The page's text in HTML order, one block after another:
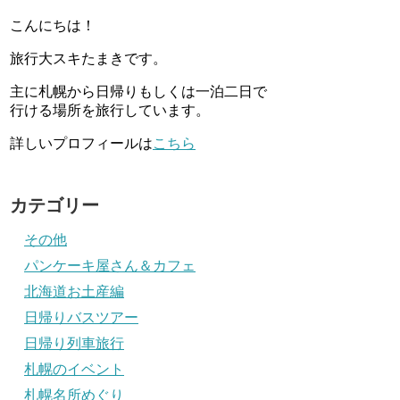
こんにちは！
旅行大スキたまきです。
主に札幌から日帰りもしくは一泊二日で
行ける場所を旅行しています。
詳しいプロフィールはこちら
カテゴリー
その他
パンケーキ屋さん＆カフェ
北海道お土産編
日帰りバスツアー
日帰り列車旅行
札幌のイベント
札幌名所めぐり